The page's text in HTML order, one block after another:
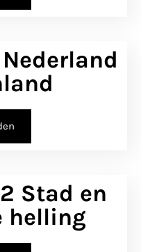
Stad en
helling